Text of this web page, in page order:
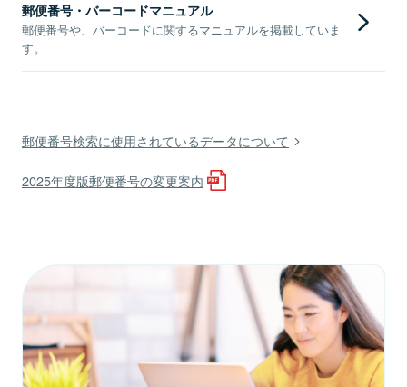
郵便番号・バーコードマニュアル
郵便番号や、バーコードに関するマニュアルを掲載していま
す。
郵便番号検索に使用されているデータについて
2025年度版郵便番号の変更案内